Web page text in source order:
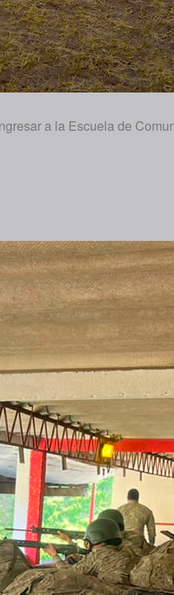
a la Escuela de